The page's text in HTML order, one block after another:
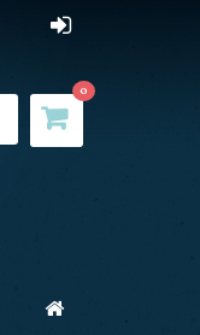
0